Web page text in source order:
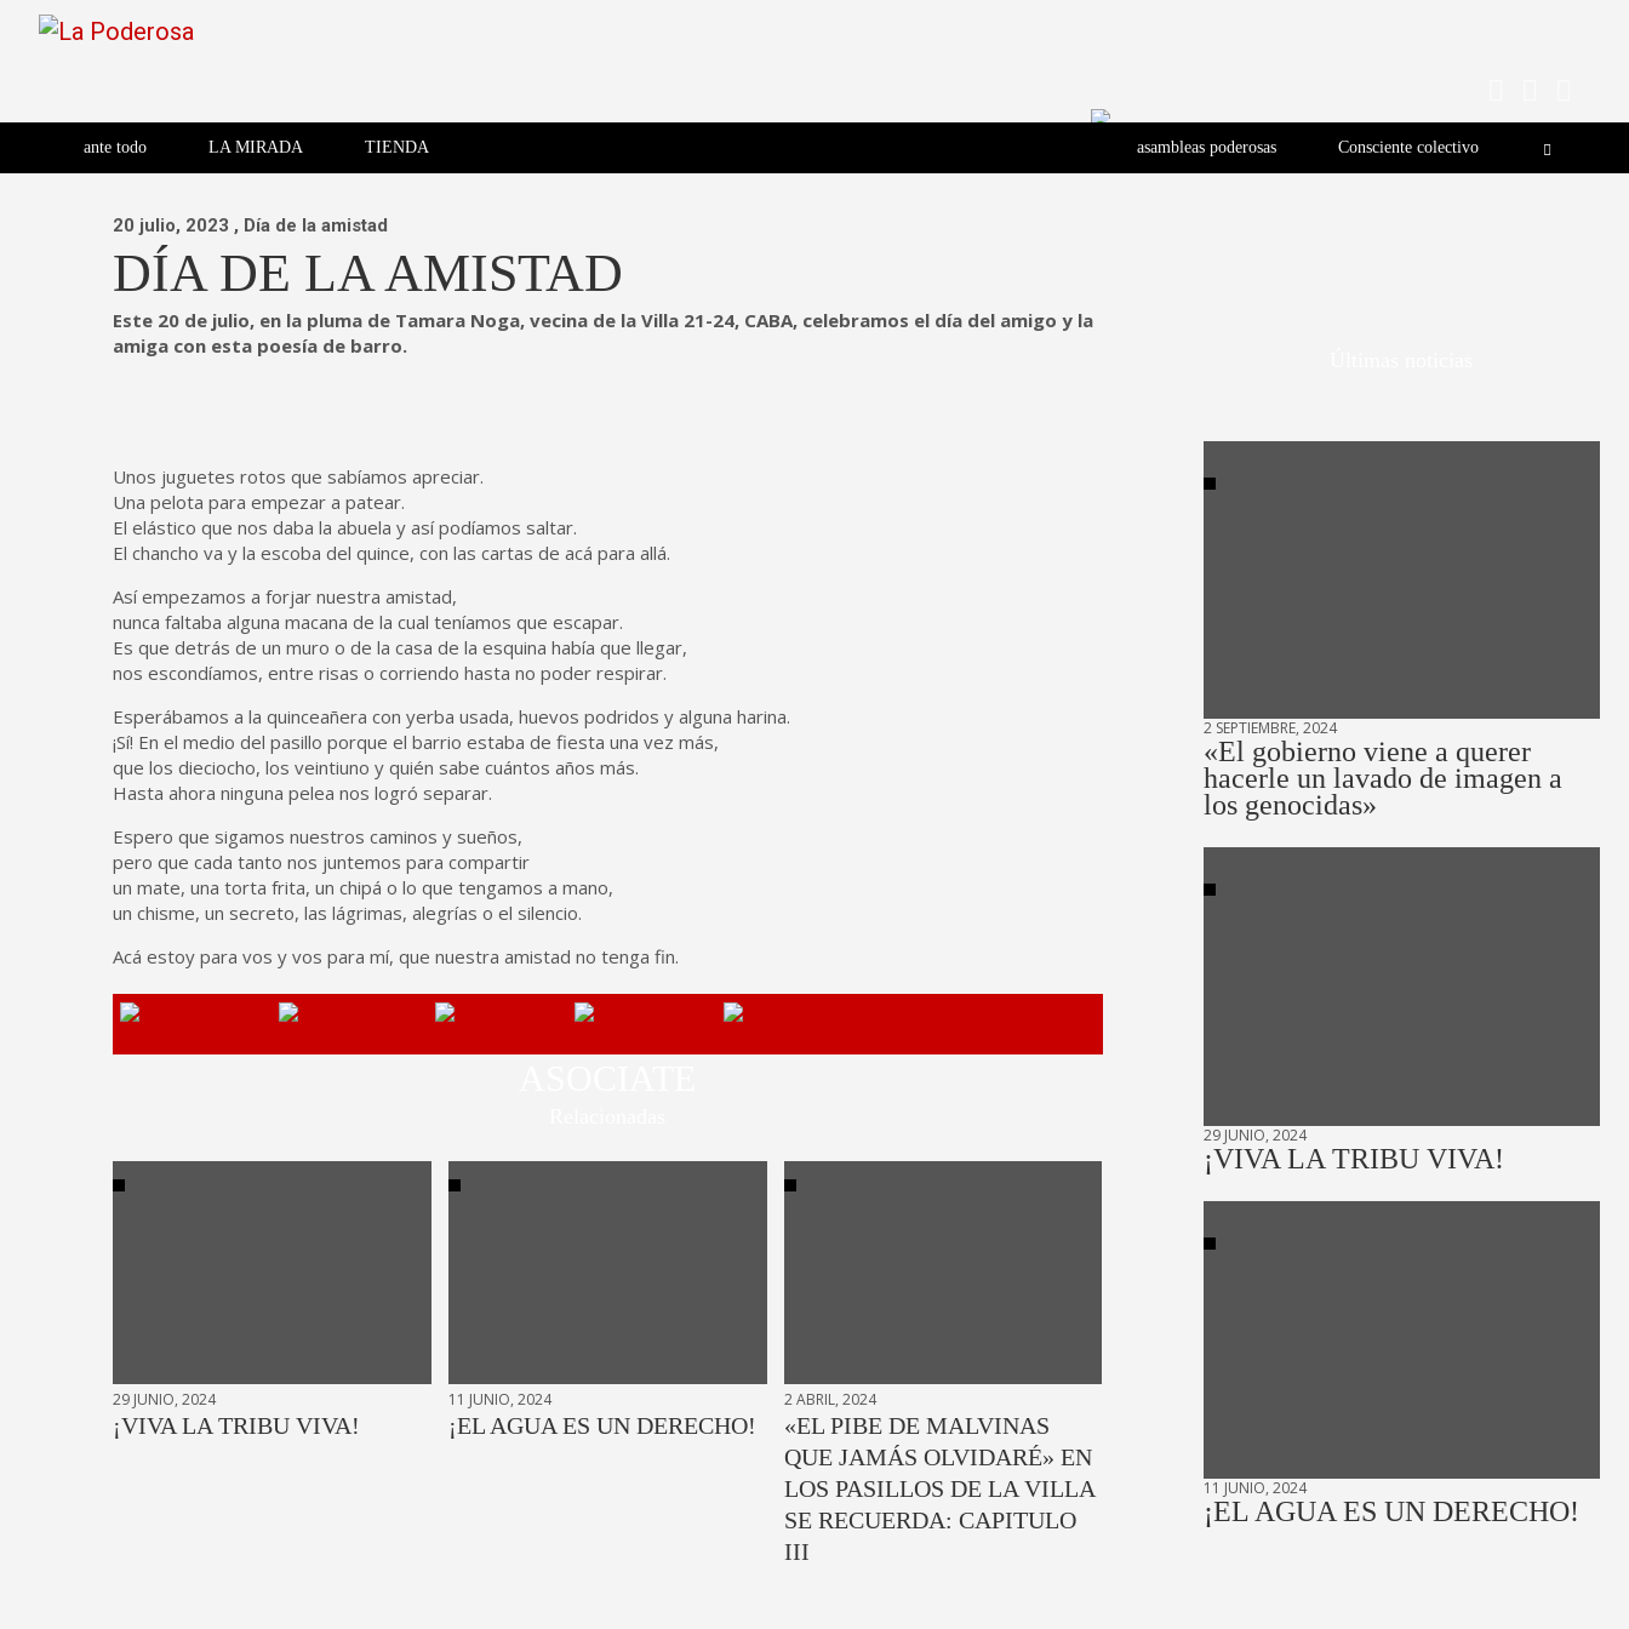
Saltar
La Poderosa
brazo literario del movimiento
La Poderosa
Revista de cultura villera, brazo literario del movimiento La Poderosa.
ante todo LA MIRADA TIENDA asambleas poderosas Consciente colectivo
20 julio, 2023 , Día de la amistad
DÍA DE LA AMISTAD
Este 20 de julio, en la pluma de Tamara Noga, vecina de la Villa 21-24, CABA, celebramos el día del amigo y la
amiga con esta poesía de barro.
Unos juguetes rotos que sabíamos apreciar.
Una pelota para empezar a patear.
El elástico que nos daba la abuela y así podíamos saltar.
El chancho va y la escoba del quince, con las cartas de acá para allá.
Así empezamos a forjar nuestra amistad,
nunca faltaba alguna macana de la cual teníamos que escapar.
Es que detrás de un muro o de la casa de la esquina había que llegar,
nos escondíamos, entre risas o corriendo hasta no poder respirar.
Esperábamos a la quinceañera con yerba usada, huevos podridos y alguna harina.
¡Sí! En el medio del pasillo porque el barrio estaba de fiesta una vez más,
que los dieciocho, los veintiuno y quién sabe cuántos años más.
Hasta ahora ninguna pelea nos logró separar.
Espero que sigamos nuestros caminos y sueños,
pero que cada tanto nos juntemos para compartir
un mate, una torta frita, un chipá o lo que tengamos a mano,
un chisme, un secreto, las lágrimas, alegrías o el silencio.
Acá estoy para vos y vos para mí, que nuestra amistad no tenga fin.
29 JUNIO, 2024
¡VIVA LA TRIBU VIVA!
11 JUNIO, 2024
¡EL AGUA ES UN DERECHO!
2 ABRIL, 2024
«EL PIBE DE MALVINAS
QUE JAMÁS OLVIDARÉ» EN
LOS PASILLOS DE LA VILLA
SE RECUERDA: CAPITULO
III
2 SEPTIEMBRE, 2024
«El gobierno viene a querer
hacerle un lavado de imagen a
los genocidas»
29 JUNIO, 2024
¡VIVA LA TRIBU VIVA!
11 JUNIO, 2024
¡EL AGUA ES UN DERECHO!